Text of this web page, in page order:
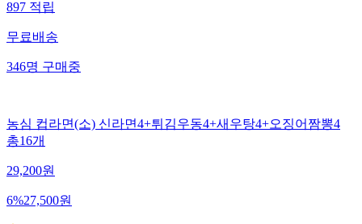
897 적립
무료배송
346명 구매중
농심 컵라면(소) 신라면4+튀김우동4+새우탕4+오징어짬뽕4
총16개
29,200원
6%27,500원